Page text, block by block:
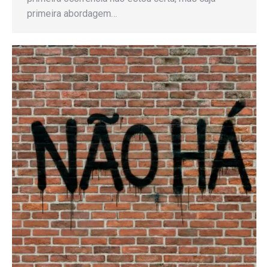
primeira abordagem…